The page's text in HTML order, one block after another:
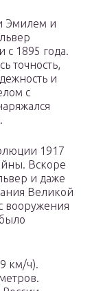
Эмилем и
с 1895 года.
точность,
и
с
1917
Вскоре
и даже
Великой
вооружения
км/ч).